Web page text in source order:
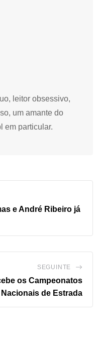
leitor obsessivo,
um amante do
em particular.
e André Ribeiro já
SEGUINTE
os Campeonatos
Nacionais de Estrada